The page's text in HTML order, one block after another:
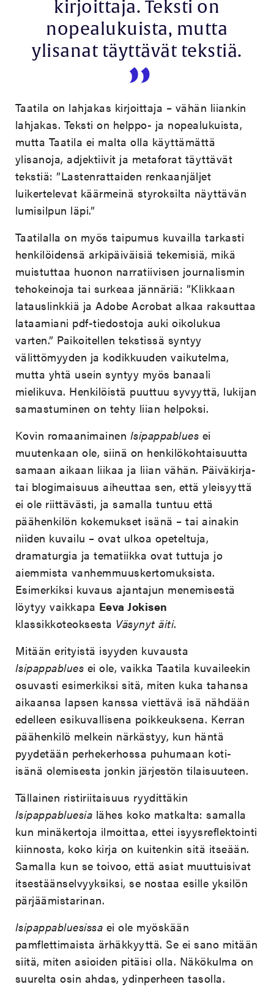
kirjoittaja. Teksti on
nopealukuista, mutta
ylisanat täyttävät tekstiä.
Taatila on lahjakas kirjoittaja – vähän liiankin
lahjakas. Teksti on helppo- ja nopealukuista,
mutta Taatila ei malta olla käyttämättä
ylisanoja, adjektiivit ja metaforat täyttävät
tekstiä: ”Lastenrattaiden renkaanjäljet
luikertelevat käärmeinä styroksilta näyttävän
lumisilpun läpi.”
Taatilalla on myös taipumus kuvailla tarkasti
henkilöidensä arkipäiväisiä tekemisiä, mikä
muistuttaa huonon narratiivisen journalismin
tehokeinoja tai surkeaa jännäriä: ”Klikkaan
latauslinkkiä ja Adobe Acrobat alkaa raksuttaa
lataamiani pdf-tiedostoja auki oikolukua
varten.” Paikoitellen tekstissä syntyy
välittömyyden ja kodikkuuden vaikutelma,
mutta yhtä usein syntyy myös banaali
mielikuva. Henkilöistä puuttuu syvyyttä, lukijan
samastuminen on tehty liian helpoksi.
Kovin romaanimainen Isipappablues ei
muutenkaan ole, siinä on henkilökohtaisuutta
samaan aikaan liikaa ja liian vähän. Päiväkirja-
tai blogimaisuus aiheuttaa sen, että yleisyyttä
ei ole riittävästi, ja samalla tuntuu että
päähenkilön kokemukset isänä – tai ainakin
niiden kuvailu – ovat ulkoa opeteltuja,
dramaturgia ja tematiikka ovat tuttuja jo
aiemmista vanhemmuuskertomuksista.
Esimerkiksi kuvaus ajantajun menemisestä
löytyy vaikkapa Eeva Jokisen
klassikkoteoksesta Väsynyt äiti.
Mitään erityistä isyyden kuvausta
Isipappablues ei ole, vaikka Taatila kuvaileekin
osuvasti esimerkiksi sitä, miten kuka tahansa
aikaansa lapsen kanssa viettävä isä nähdään
edelleen esikuvallisena poikkeuksena. Kerran
päähenkilö melkein närkästyy, kun häntä
pyydetään perhekerhossa puhumaan koti-
isänä olemisesta jonkin järjestön tilaisuuteen.
Tällainen ristiriitaisuus ryydittäkin
Isipappabluesia lähes koko matkalta: samalla
kun minäkertoja ilmoittaa, ettei isyysreflektointi
kiinnosta, koko kirja on kuitenkin sitä itseään.
Samalla kun se toivoo, että asiat muuttuisivat
itsestäänselvyyksiksi, se nostaa esille yksilön
pärjäämistarinan.
Isipappabluesissa ei ole myöskään
pamflettimaista ärhäkkyyttä. Se ei sano mitään
siitä, miten asioiden pitäisi olla. Näkökulma on
suurelta osin ahdas, ydinperheen tasolla.